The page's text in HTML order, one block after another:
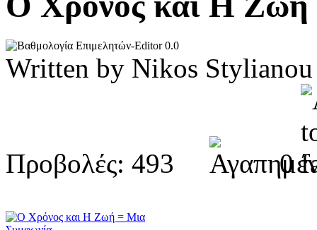
0.0
Written by Nikos
Προβολές: 493 0